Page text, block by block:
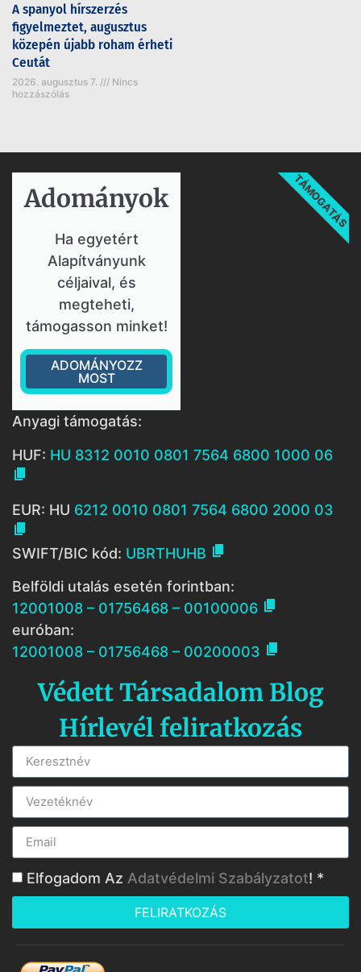
A spanyol hírszerzés
figyelmeztet, augusztus
közepén újabb roham érheti
Ceutát
2026. augusztus 7.
Nincs
hozzászólás
Adományok​
Ha egyetért
Alapítványunk
céljaival, és
megteheti,
támogasson minket!
ADOMÁNYOZZ
MOST
TÁMOGATÁS
Anyagi támogatás:
HUF: HU 8312 0010 0801 7564 6800 1000 06

EUR: HU 6212 0010 0801 7564 6800 2000 03

SWIFT/BIC kód: UBRTHUHB 
Belföldi utalás esetén forintban:
12001008 – 01756468 – 00100006 
euróban:
12001008 – 01756468 – 00200003 
Védett Társadalom Blog
Hírlevél feliratkozás
Elfogadom Az Adatvédelmi Szabályzatot! *
FELIRATKOZÁS